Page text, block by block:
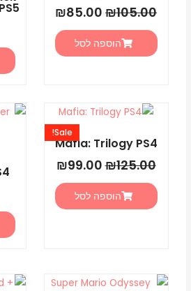
₪105.00
₪85.00
הוספה לסל
Mafia: Trilogy PS4
Sale!
₪125.00
המחיר
המקורי
היה:
₪99.00
המחיר
הנוכחי
הוא:
הוספה לסל